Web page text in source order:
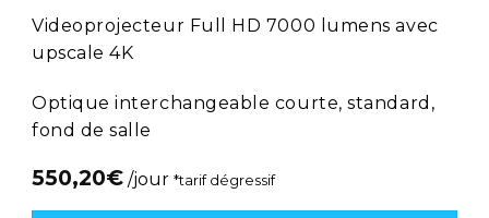
Videoprojecteur Full HD 7000 lumens avec
upscale 4K
Optique interchangeable courte, standard,
fond de salle
550,20€ /jour *tarif dégressif